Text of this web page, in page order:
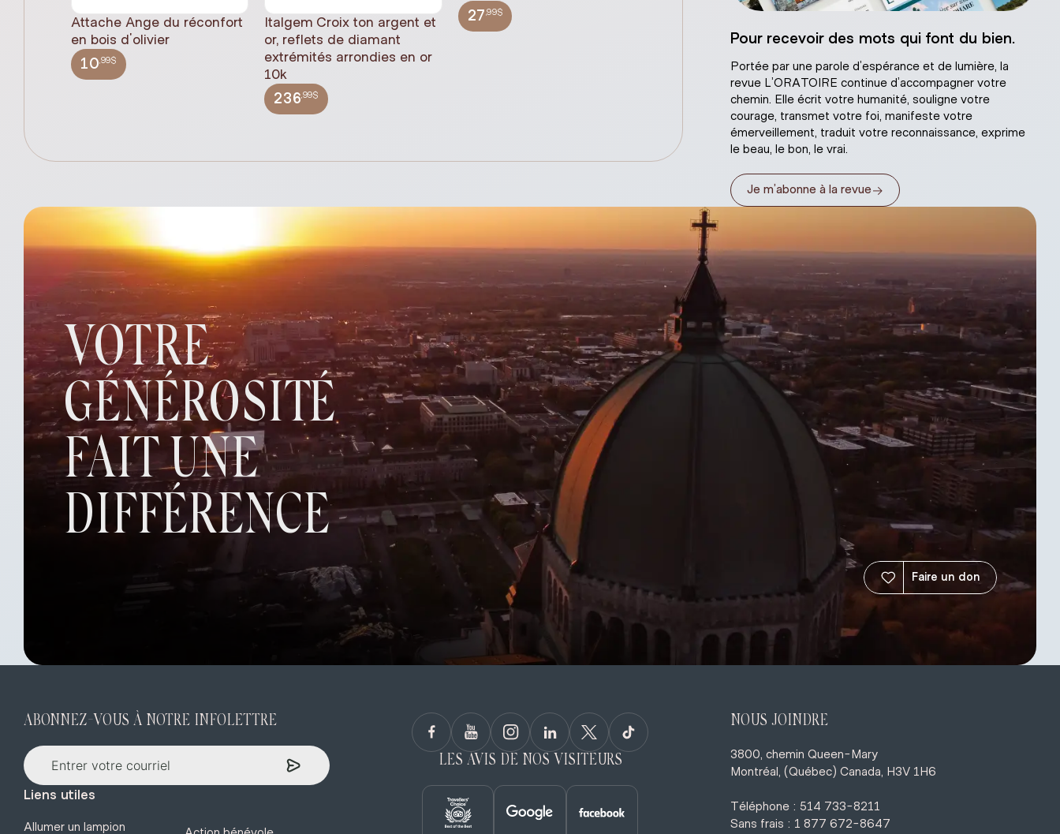
Attache Ange du réconfort
en bois d'olivier
10,99$
Italgem Croix ton argent et
or, reflets de diamant
extrémités arrondies en or
10k
236,99$
27 ,99$
Jésus plâtre naturelPour recevoir des mots qui font du bien.
Portée par une parole d’espérance et de lumière, la
revue L’ORATOIRE continue d’accompagner votre
chemin. Elle écrit votre humanité, souligne votre
courage, transmet votre foi, manifeste votre
émerveillement, traduit votre reconnaissance, exprime
le beau, le bon, le vrai.
Je m’abonne à la revue→
VOTRE
GÉNÉROSITÉ
FAIT UNE
DIFFÉRENCE
Faire un don
ABONNEZ-VOUS À NOTRE INFOLETTRE
Liens utiles
Allumer un lampion
LES AVIS DE NOS VISITEURS
NOUS JOINDRE
3800, chemin Queen-Mary
Montréal, (Québec) Canada, H3V 1H6
Téléphone : 514 733-8211
Sans frais : 1 877 672-8647